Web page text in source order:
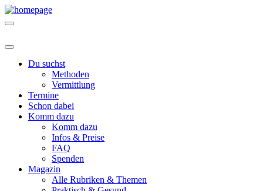
Du suchst
Methoden
Vermittlung
Termine
Schon dabei
Komm dazu
Komm dazu
Infos & Preise
FAQ
Spenden
Magazin
Alle Rubriken & Themen